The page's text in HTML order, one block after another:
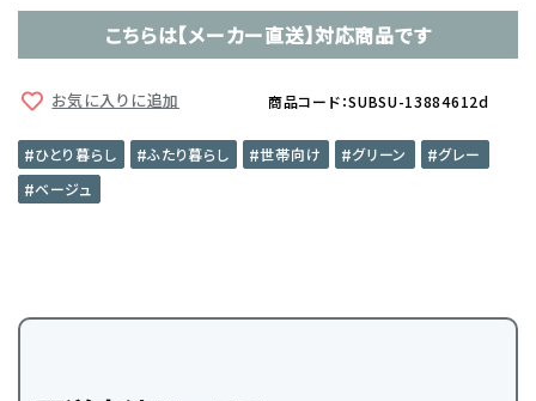
こちらは【メーカー直送】対応商品です
お気に入りに追加 商品コード：SUBSU-13884612d
ひとり暮らし ふたり暮らし 世帯向け グリーン
グレー
ベージュ